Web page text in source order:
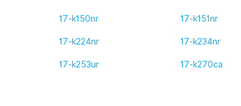
17-k150nr 17-k151nr
17-k224nr 17-k234nr
17-k253ur 17-k270ca